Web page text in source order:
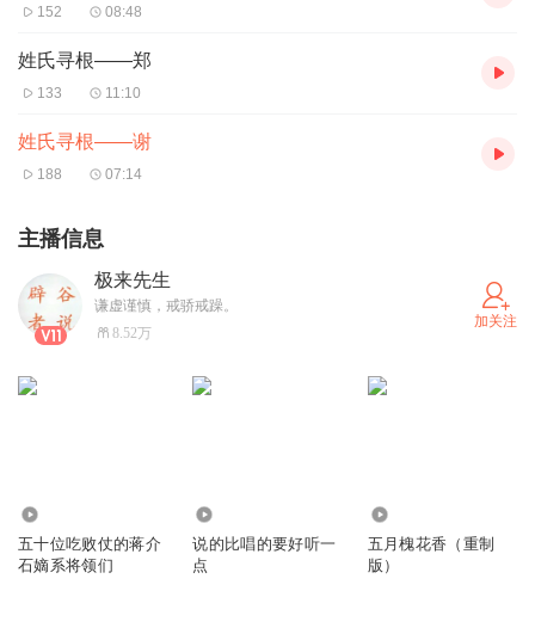
152 08:48
姓氏寻根——郑
133 11:10
姓氏寻根——谢
188 07:14
主播信息
极来先生
谦虚谨慎，戒骄戒躁。
8.52万
加关注
五十位吃败仗的蒋介
石嫡系将领们
说的比唱的要好听一
点
五月槐花香（重制
版）